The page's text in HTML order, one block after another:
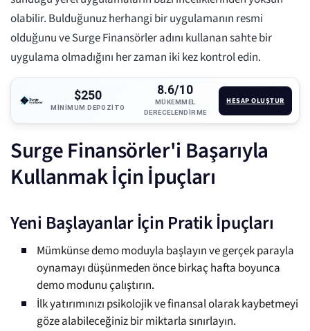
olabilir. Bulduğunuz herhangi bir uygulamanın resmi
olduğunu ve Surge Finansörler adını kullanan sahte bir
uygulama olmadığını her zaman iki kez kontrol edin.
$250
MINIMUM DEPOZITO
8.6/10
MÜKEMMEL
DERECELENDIRME
HESAP OLUŞTUR
Surge Finansörler'i Başarıyla
Kullanmak İçin İpuçları
Yeni Başlayanlar İçin Pratik İpuçları
Mümkünse demo moduyla başlayın ve gerçek parayla
oynamayı düşünmeden önce birkaç hafta boyunca
demo modunu çalıştırın.
İlk yatırımınızı psikolojik ve finansal olarak kaybetmeyi
göze alabileceğiniz bir miktarla sınırlayın.